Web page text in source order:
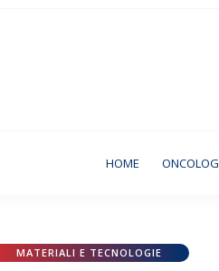
HOME(CURRENT)
MATERIALI E TECNOLOGIE